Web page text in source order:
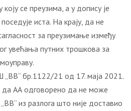
коју се преузима, а у допису је
иста. На крају, да не
за преузимање између
увећања путних трошкова за
бр.1122/21 од 17. маја 2021.
да АА одговорено да не може
из разлога што није доставио